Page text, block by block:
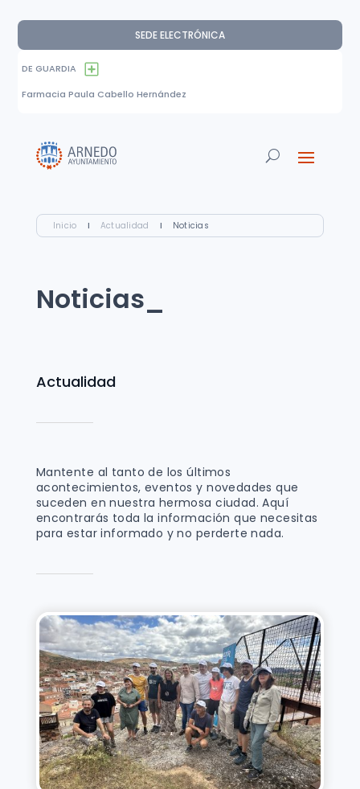
SEDE ELECTRÓNICA
DE GUARDIA
Farmacia Paula Cabello Hernández
Inicio I Actualidad I Noticias
Noticias_
Actualidad
Mantente al tanto de los últimos
acontecimientos, eventos y novedades que
suceden en nuestra hermosa ciudad. Aquí
encontrarás toda la información que necesitas
para estar informado y no perderte nada.